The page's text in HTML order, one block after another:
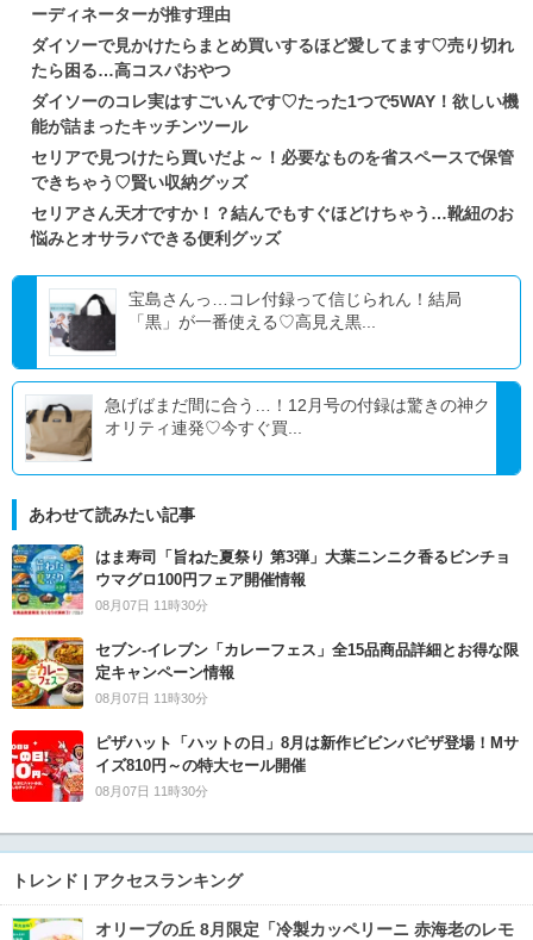
ーディネーターが推す理由
ダイソーで見かけたらまとめ買いするほど愛してます♡売り切れ
たら困る…高コスパおやつ
ダイソーのコレ実はすごいんです♡たった1つで5WAY！欲しい機
能が詰まったキッチンツール
セリアで見つけたら買いだよ～！必要なものを省スペースで保管
できちゃう♡賢い収納グッズ
セリアさん天才ですか！？結んでもすぐほどけちゃう…靴紐のお
悩みとオサラバできる便利グッズ
宝島さんっ…コレ付録って信じられん！結局
「黒」が一番使える♡高見え黒...
急げばまだ間に合う…！12月号の付録は驚きの神ク
オリティ連発♡今すぐ買...
あわせて読みたい記事
はま寿司「旨ねた夏祭り 第3弾」大葉ニンニク香るビンチョ
ウマグロ100円フェア開催情報
08月07日 11時30分
セブン‐イレブン「カレーフェス」全15品商品詳細とお得な限
定キャンペーン情報
08月07日 11時30分
ピザハット「ハットの日」8月は新作ビビンバピザ登場！Mサ
イズ810円～の特大セール開催
08月07日 11時30分
トレンド | アクセスランキング
オリーブの丘 8月限定「冷製カッペリーニ 赤海老のレモ